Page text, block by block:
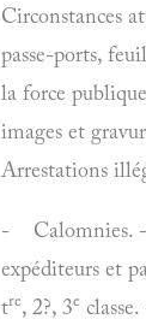
Circonstances
passe-ports,
la force
images et
Arrestations
- Calomnies. -
expéditeurs et
tre, 2?, 3e